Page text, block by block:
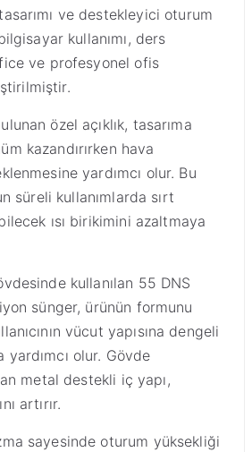
ve destekleyici oturum
kullanımı, ders
ve profesyonel ofis
özel açıklık, tasarıma
kazandırırken hava
yardımcı olur. Bu
süreli kullanımlarda sırt
ısı birikimini azaltmaya
kullanılan 55 DNS
sünger, ürünün formunu
vücut yapısına dengeli
yardımcı olur. Gövde
metal destekli iç yapı,
artırır.
sayesinde oturum yüksekliği